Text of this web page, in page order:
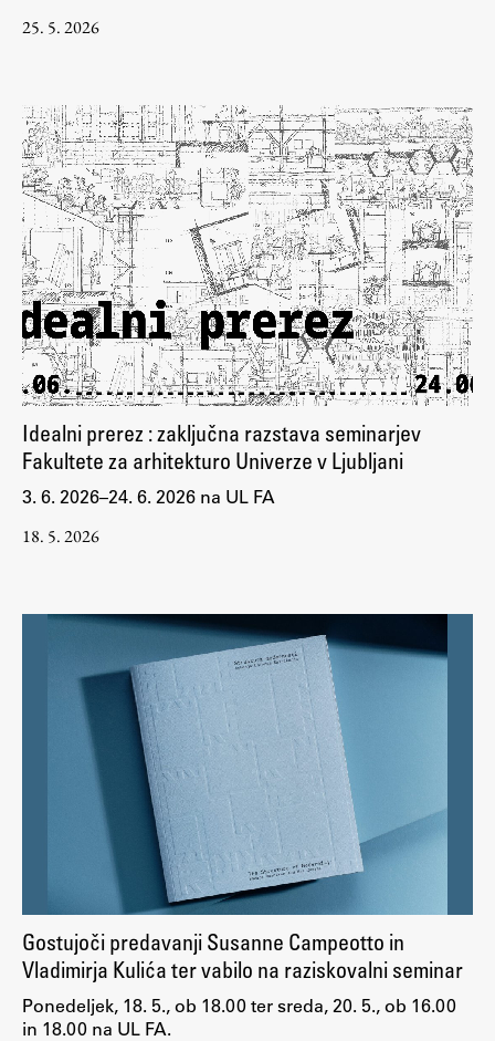
25. 5. 2026
Idealni prerez : zaključna razstava seminarjev
Fakultete za arhitekturo Univerze v Ljubljani
3. 6. 2026–24. 6. 2026 na UL FA
18. 5. 2026
Gostujoči predavanji Susanne Campeotto in
Vladimirja Kulića ter vabilo na raziskovalni seminar
Ponedeljek, 18. 5., ob 18.00 ter sreda, 20. 5., ob 16.00
in 18.00 na UL FA.